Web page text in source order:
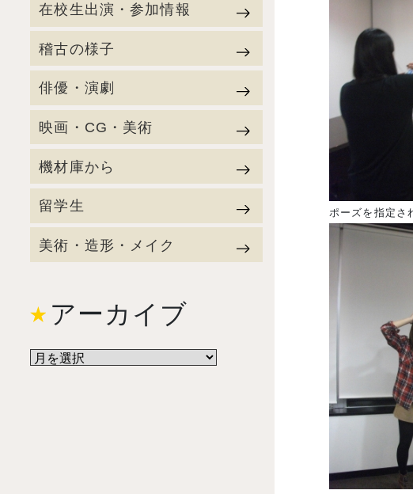
ポーズを指定さ
在校生出演・参加情報
稽古の様子
俳優・演劇
映画・CG・美術
機材庫から
留学生
美術・造形・メイク
アーカイブ